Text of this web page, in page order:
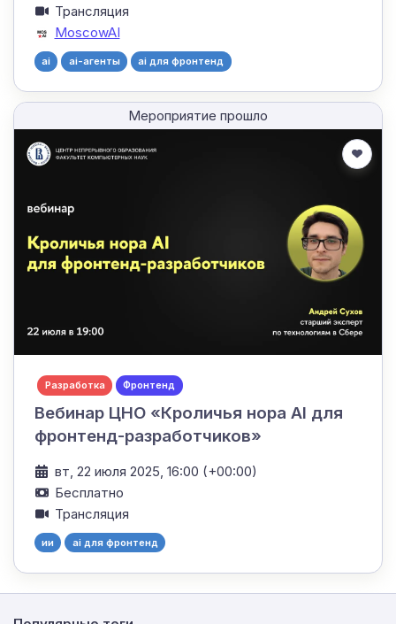
Трансляция
MoscowAI
ai ai-агенты ai для фронтенд
Мероприятие прошло
Разработка Фронтенд
Вебинар ЦНО «Кроличья нора AI для
фронтенд-разработчиков»
вт, 22 июля 2025, 16:00 (+00:00)
Бесплатно
Трансляция
ии ai для фронтенд